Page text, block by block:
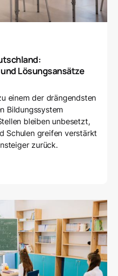
Lösungsansätze
einem der drängendsten
Bildungssystem
bleiben unbesetzt,
Schulen greifen verstärkt
zurück.